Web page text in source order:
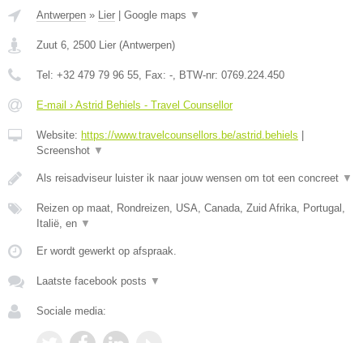
Antwerpen » Lier Google maps ▼
Zuut 6 2500 Lier (Antwerpen)
Tel: +32 479 79 96 55 , Fax: - , BTW-nr: 0769.224.450
E-mail › Astrid Behiels - Travel Counsellor
Website: https://www.travelcounsellors.be/astrid.behiels
Screenshot ▼
Als reisadviseur luister ik naar jouw wensen om tot een concreet ▼
Reizen op maat, Rondreizen, USA, Canada, Zuid Afrika, Portugal,
Italië, en ▼
Er wordt gewerkt op afspraak.
Laatste facebook posts ▼
Sociale media: